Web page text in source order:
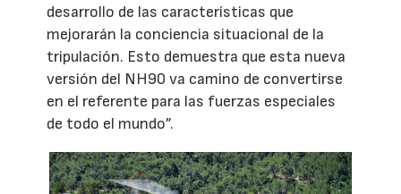
desarrollo de las características que
mejorarán la conciencia situacional de la
tripulación. Esto demuestra que esta nueva
versión del NH90 va camino de convertirse
en el referente para las fuerzas especiales
de todo el mundo”.